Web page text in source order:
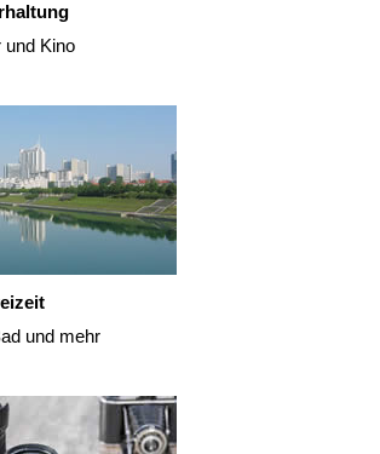
und Kino
und mehr